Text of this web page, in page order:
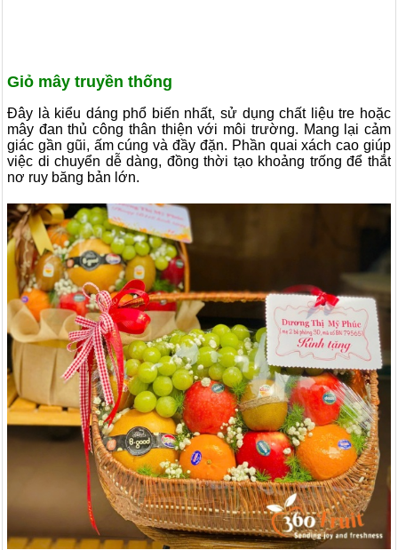
Giỏ mây truyền thống
Đây là kiểu dáng phổ biến nhất, sử dụng chất liệu tre hoặc
mây đan thủ công thân thiện với môi trường. Mang lại cảm
giác gần gũi, ấm cúng và đầy đặn. Phần quai xách cao giúp
việc di chuyển dễ dàng, đồng thời tạo khoảng trống để thắt
nơ ruy băng bản lớn.